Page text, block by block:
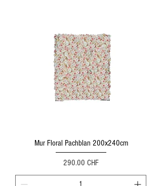
Mur Floral Pachblan 200x240cm
Prix
290.00 CHF